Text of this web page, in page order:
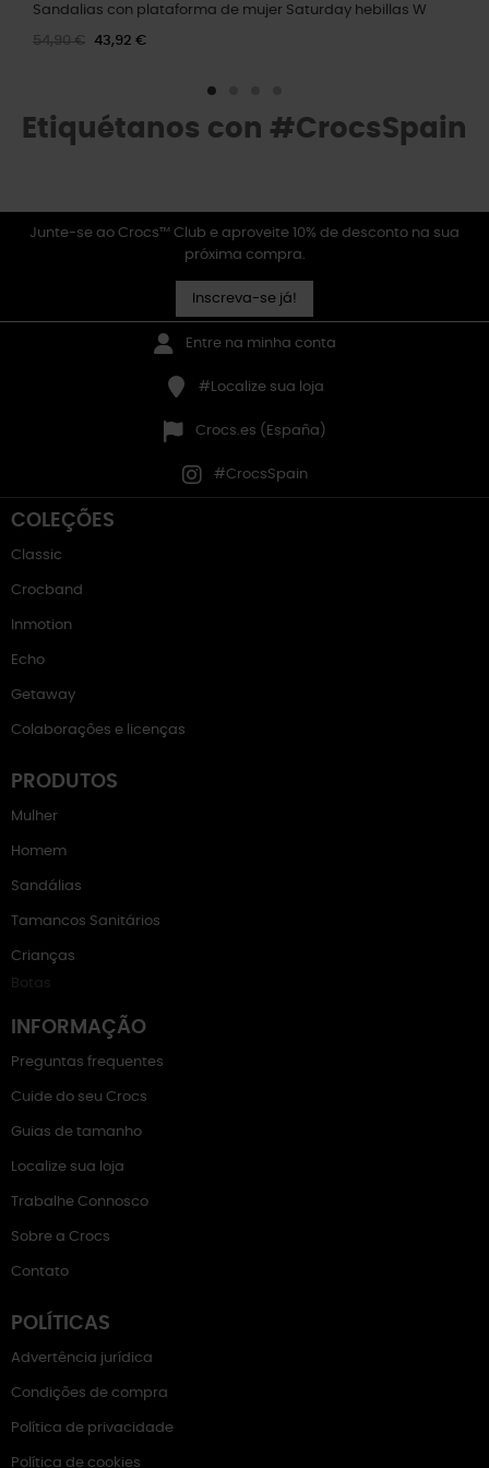
Sandalias con plataforma de mujer Saturday hebillas W
54,90 € 43,92 €
Etiquétanos con #CrocsSpain
Junte-se ao Crocs™ Club e aproveite 10% de desconto na sua
próxima compra.
Inscreva-se já!
Entre na minha conta
#Localize sua loja
Crocs.es (España)
#CrocsSpain
COLEÇÕES
Classic
Crocband
Inmotion
Echo
Getaway
Colaborações e licenças
PRODUTOS
Mulher
Homem
Sandálias
Tamancos Sanitários
Crianças
Botas
INFORMAÇÃO
Preguntas frequentes
Cuide do seu Crocs
Guias de tamanho
Localize sua loja
Trabalhe Connosco
Sobre a Crocs
Contato
POLÍTICAS
Advertência jurídica
Condições de compra
Política de privacidade
Política de cookies